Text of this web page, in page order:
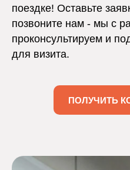
поездке! Оставьте
позвоните нам - мы с
проконсультируем и
для визита.
ПОЛУЧИТЬ